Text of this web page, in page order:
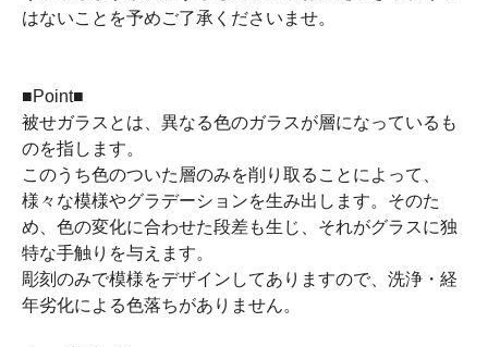
はないことを予めご了承くださいませ。
■Point■
被せガラスとは、異なる色のガラスが層になっているも
のを指します。
このうち色のついた層のみを削り取ることによって、
様々な模様やグラデーションを生み出します。そのた
め、色の変化に合わせた段差も生じ、それがグラスに独
特な手触りを与えます。
彫刻のみで模様をデザインしてありますので、洗浄・経
年劣化による色落ちがありません。